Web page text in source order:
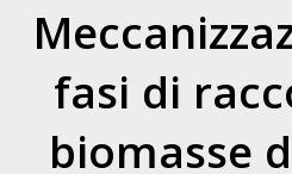
fasi di
biomasse